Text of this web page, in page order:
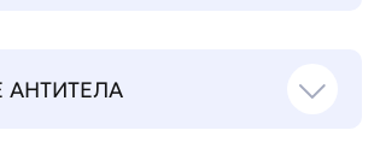
АНТИТЕЛА